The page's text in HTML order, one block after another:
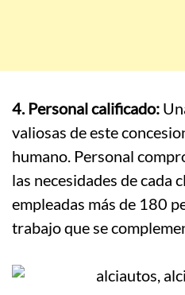
4. Personal calificado:
valiosas de este
humano. Personal
las necesidades de cada
empleadas más de 180
trabajo que se